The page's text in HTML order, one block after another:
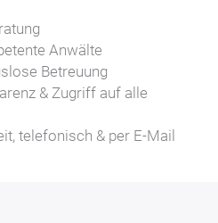
Anwälte
Betreuung
& Zugriff auf alle
telefonisch & per E-Mail